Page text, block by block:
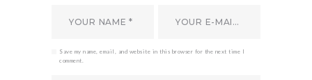
Save my name, email, and website in this browser for the next time I
comment.